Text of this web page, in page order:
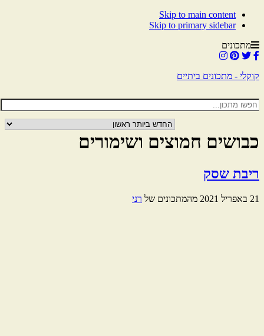
Skip to main content
Skip to primary sidebar
מתכונים
קוקלי - מתכונים ביתיים
כבושים חמוצים ושימורים
ריבת שסק
21 באפריל 2021 מהמתכונים של רני